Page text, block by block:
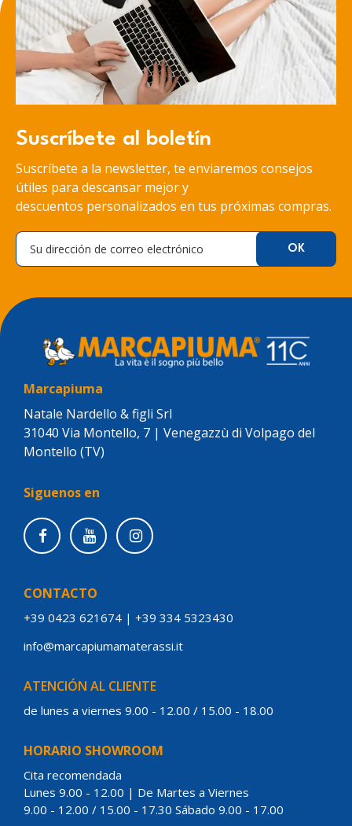
Suscríbete al boletín
Suscríbete a la newsletter, te enviaremos consejos
útiles para descansar mejor y
descuentos personalizados en tus próximas compras.
Marcapiuma
Natale Nardello & figli Srl
31040 Via Montello, 7 | Venegazzù di Volpago del
Montello (TV)
Siguenos en
CONTACTO
+39 0423 621674 | +39 334 5323430
info@marcapiumamaterassi.it
ATENCIÓN AL CLIENTE
de lunes a viernes 9.00 - 12.00 / 15.00 - 18.00
HORARIO SHOWROOM
Cita recomendada
Lunes 9.00 - 12.00 | De Martes a Viernes
9.00 - 12.00 / 15.00 - 17.30 Sábado 9.00 - 17.00